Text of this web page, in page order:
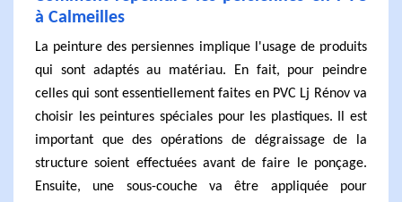
à Calmeilles
La peinture des persiennes implique l'usage de produits
qui sont adaptés au matériau. En fait, pour peindre
celles qui sont essentiellement faites en PVC Lj Rénov va
choisir les peintures spéciales pour les plastiques. Il est
important que des opérations de dégraissage de la
structure soient effectuées avant de faire le ponçage.
Ensuite, une sous-couche va être appliquée pour